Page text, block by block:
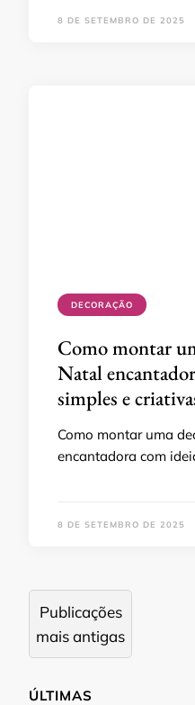
8 DE SETEMBRO DE 2025
DECORAÇÃO
Como montar
Natal
simples e
Como montar uma
encantadora com
8 DE SETEMBRO DE 2025
Navegação
por
posts
Publicações
mais antigas
ÚLTIMAS